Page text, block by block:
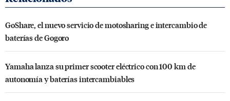
GoShare, el nuevo servicio de motosharing e intercambio de
baterías de Gogoro
Yamaha lanza su primer scooter eléctrico con 100 km de
autonomía y baterías intercambiables